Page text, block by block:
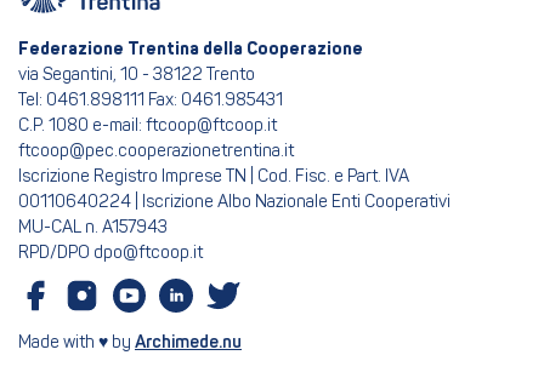
Federazione Trentina della Cooperazione
via Segantini, 10 - 38122 Trento
Tel: 0461.898111 Fax: 0461.985431
C.P. 1080 e-mail: ftcoop@ftcoop.it
ftcoop@pec.cooperazionetrentina.it
Iscrizione Registro Imprese TN | Cod. Fisc. e Part. IVA
00110640224 | Iscrizione Albo Nazionale Enti Cooperativi
MU-CAL n. A157943
RPD/DPO dpo@ftcoop.it
Made with ♥ by Archimede.nu